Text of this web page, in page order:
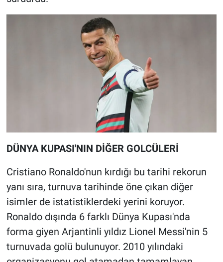
DÜNYA KUPASI'NIN DİĞER GOLCÜLERİ
Cristiano Ronaldo'nun kırdığı bu tarihi rekorun
yanı sıra, turnuva tarihinde öne çıkan diğer
isimler de istatistiklerdeki yerini koruyor.
Ronaldo dışında 6 farklı Dünya Kupası'nda
forma giyen Arjantinli yıldız Lionel Messi'nin 5
turnuvada golü bulunuyor. 2010 yılındaki